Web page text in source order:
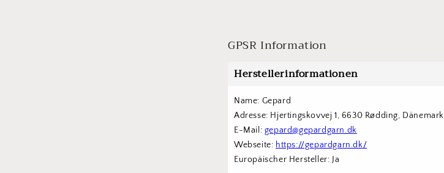
GPSR Information
Herstellerinformationen
Name: Gepard
Adresse: Hjertingskovvej 1, 6630 Rødding, Dänemark
E-Mail: gepard@gepardgarn.dk
Webseite: https://gepardgarn.dk/
Europäischer Hersteller: Ja